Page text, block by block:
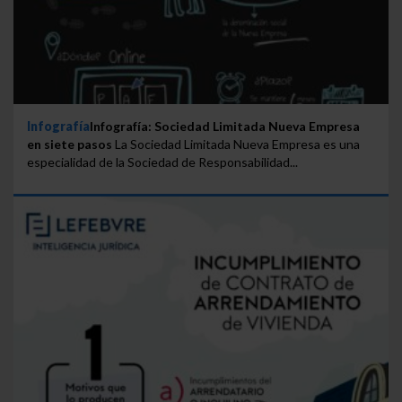
InfografíaInfografía: Sociedad Limitada Nueva Empresa
en siete pasos La Sociedad Limitada Nueva Empresa es una
especialidad de la Sociedad de Responsabilidad...